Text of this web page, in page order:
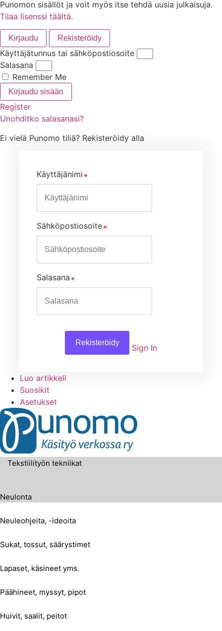
Punomon sisällöt ja voit myös itse tehdä uusia julkaisuja.
Tilaa lisenssi täältä.
Kirjaudu Rekisteröidy
Käyttäjätunnus tai sähköpostiosoite
Salasana
Remember Me
Kirjaudu sisään
Register
Unohditko salasanasi?
Ei vielä Punomo tiliä? Rekisteröidy alla
Käyttäjänimi
Sähköpostiosoite
Salasana
Rekisteröidy
Sign In
Luo artikkeli
Suosikit
Asetukset
Tekstiilityön tekniikat
Neulonta
Neuleohjeita, -ideoita
Sukat, tossut, säärystimet
Lapaset, käsineet yms.
Päähineet, myssyt, pipot
Huivit, saalit, peitot